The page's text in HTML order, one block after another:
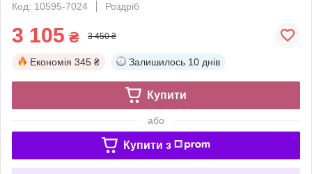
Код: 10595-7024
Роздріб
3 105 ₴ 3 450 ₴
Економія 345 ₴ Залишилось 10 днів
Купити
або
Купити з